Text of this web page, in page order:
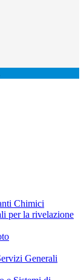
Chimici
per la rivelazione
Generali